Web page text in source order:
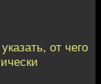
от чего